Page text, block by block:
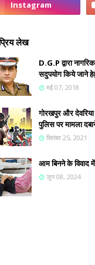
लेख
D.G.P द्वारा
सदुपयोग किये जाने
मई 07, 2018
गोरखपुर और
पुलिस पर मामला
सितंबर 25, 2021
आम बिनने के विवाद में
जून 08, 2024